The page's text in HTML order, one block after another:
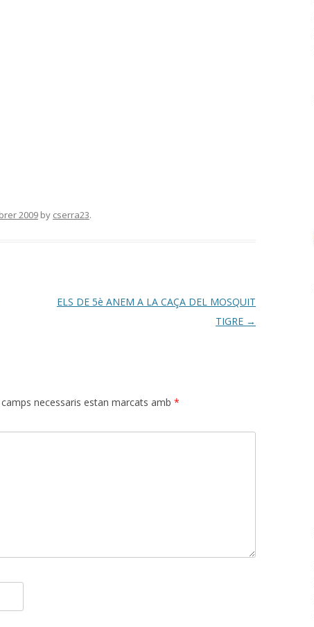
2009 by cserra23.
ELS DE 5è ANEM A LA CAÇA DEL MOSQUIT
TIGRE →
camps necessaris estan marcats amb *